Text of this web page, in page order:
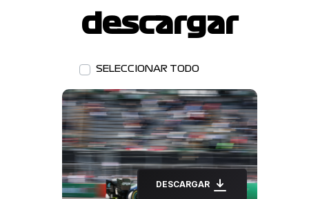
descargar
SELECCIONAR TODO
DESCARGAR